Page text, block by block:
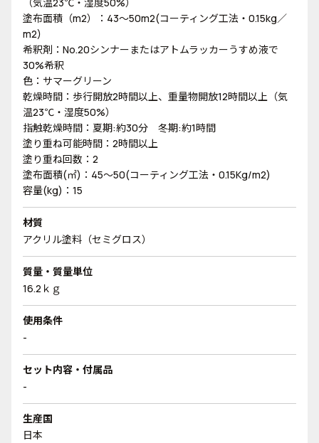
塗布面積（m2）：43～50m2(コーティング工法・0.15kg／
m2)
希釈剤：No.20シンナーまたはアトムラッカーうすめ液で
30%希釈
色：サマーグリーン
乾燥時間：歩行開放2時間以上、重量物開放12時間以上（気
温23℃・湿度50%）
指触乾燥時間：夏期:約30分 冬期:約1時間
塗り重ね可能時間：2時間以上
塗り重ね回数：2
塗布面積(㎡)：45～50(コーティング工法・0.15Kg/m2)
容量(kg)：15
材質
アクリル塗料（セミグロス）
質量・質量単位
16.2ｋｇ
使用条件
-
セット内容・付属品
-
生産国
日本